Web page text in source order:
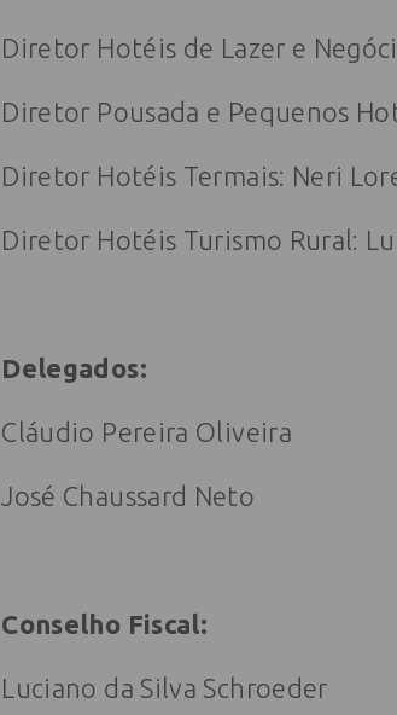
Diretor Hotéis de Lazer e
Diretor Pousada e Pequenos
Diretor Hotéis Termais: Neri
Diretor Hotéis Turismo Rural:
Delegados:
Cláudio Pereira Oliveira
José Chaussard Neto
Conselho Fiscal:
Luciano da Silva Schroeder